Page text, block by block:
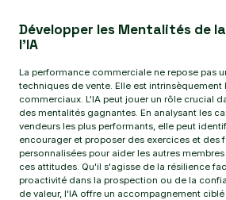
Développer les Mentalités de
l'IA
La performance commerciale ne repose pas
techniques de vente. Elle est
commerciaux. L'IA peut jouer un rôle crucial
des mentalités gagnantes. En analysant les
vendeurs les plus performants, elle peut
encourager et proposer des exercices et des
personnalisées pour aider les autres
ces attitudes. Qu'il s'agisse de la résilience
proactivité dans la prospection ou de la
de valeur, l'IA offre un accompagnement